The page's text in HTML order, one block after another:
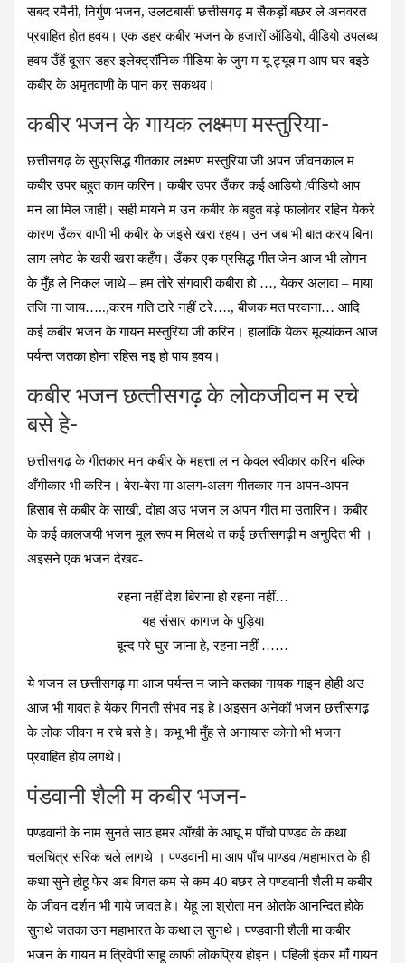
सबद रमैनी, निर्गुण भजन, उलटबासी छत्तीसगढ़ म सैकड़ों बछर ले अनवरत
प्रवाहित होत हवय। एक डहर कबीर भजन के हजारों ऑडियो, वीडियो उपलब्ध
हवय उँहें दूसर डहर इलेक्ट्रॉनिक मीडिया के जुग म यू ट्यूब म आप घर बइठे
कबीर के अमृतवाणी के पान कर सकथव।
कबीर भजन के गायक लक्ष्‍मण मस्तुरिया-
छत्तीसगढ़ के सुप्रसिद्ध गीतकार लक्ष्मण मस्तुरिया जी अपन जीवनकाल म
कबीर उपर बहुत काम करिन। कबीर उपर उँकर कई आडियो /वीडियो आप
मन ला मिल जाही। सही मायने म उन कबीर के बहुत बड़े फालोवर रहिन येकरे
कारण उँकर वाणी भी कबीर के जइसे खरा रहय। उन जब भी बात करय बिना
लाग लपेट के खरी खरा कहँय। उँकर एक प्रसिद्ध गीत जेन आज भी लोगन
के मुँह ले निकल जाथे – हम तोरे संगवारी कबीरा हो …, येकर अलावा – माया
तजि ना जाय…..,करम गति टारे नहीं टरे…., बीजक मत परवाना… आदि
कई कबीर भजन के गायन मस्तुरिया जी करिन। हालांकि येकर मूल्यांकन आज
पर्यन्त जतका होना रहिस नइ हो पाय हवय।
कबीर भजन छत्‍तीसगढ़ के लोकजीवन म रचे
बसे हे-
छत्तीसगढ़ के गीतकार मन कबीर के महत्ता ल न केवल स्वीकार करिन बल्कि
अँगीकार भी करिन। बेरा-बेरा मा अलग-अलग गीतकार मन अपन-अपन
हिसाब से कबीर के साखी, दोहा अउ भजन ल अपन गीत मा उतारिन। कबीर
के कई कालजयी भजन मूल रूप म मिलथे त कई छत्तीसगढ़ी म अनुदित भी ।
अइसने एक भजन देखव-
रहना नहीं देश बिराना हो रहना नहीं…
यह संसार कागज के पुड़िया
बून्द परे घुर जाना हे, रहना नहीं ……
ये भजन ल छत्तीसगढ़ मा आज पर्यन्त न जाने कतका गायक गाइन होही अउ
आज भी गावत हे येकर गिनती संभव नइ हे।अइसन अनेकों भजन छत्तीसगढ़
के लोक जीवन म रचे बसे हे। कभू भी मुँह से अनायास कोनो भी भजन
प्रवाहित होय लगथे।
पंडवानी शैली म कबीर भजन-
पण्डवानी के नाम सुनते साठ हमर आँखी के आघू म पाँचो पाण्डव के कथा
चलचित्र सरिक चले लागथे । पण्डवानी मा आप पाँच पाण्डव /महाभारत के ही
कथा सुने होहू फेर अब विगत कम से कम 40 बछर ले पण्डवानी शैली म कबीर
के जीवन दर्शन भी गाये जावत हे। येहू ला श्रोता मन ओतके आनन्दित होके
सुनथे जतका उन महाभारत के कथा ल सुनथे। पण्डवानी शैली मा कबीर
भजन के गायन म त्रिवेणी साहू काफी लोकप्रिय होइन। पहिली इंकर माँ गायन